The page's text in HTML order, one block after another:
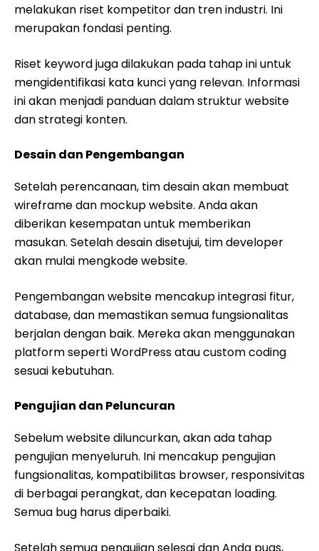
melakukan riset kompetitor dan tren industri. Ini
merupakan fondasi penting.
Riset keyword juga dilakukan pada tahap ini untuk
mengidentifikasi kata kunci yang relevan. Informasi
ini akan menjadi panduan dalam struktur website
dan strategi konten.
Desain dan Pengembangan
Setelah perencanaan, tim desain akan membuat
wireframe dan mockup website. Anda akan
diberikan kesempatan untuk memberikan
masukan. Setelah desain disetujui, tim developer
akan mulai mengkode website.
Pengembangan website mencakup integrasi fitur,
database, dan memastikan semua fungsionalitas
berjalan dengan baik. Mereka akan menggunakan
platform seperti WordPress atau custom coding
sesuai kebutuhan.
Pengujian dan Peluncuran
Sebelum website diluncurkan, akan ada tahap
pengujian menyeluruh. Ini mencakup pengujian
fungsionalitas, kompatibilitas browser, responsivitas
di berbagai perangkat, dan kecepatan loading.
Semua bug harus diperbaiki.